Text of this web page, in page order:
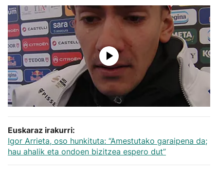
Ciclismo
Herri-kirolak
Balonmano
Kirolak 360
Carreras de montaña
Euskaraz irakurri:
Igor Arrieta, oso hunkituta: “Amestutako garaipena da;
hau ahalik eta ondoen bizitzea espero dut”